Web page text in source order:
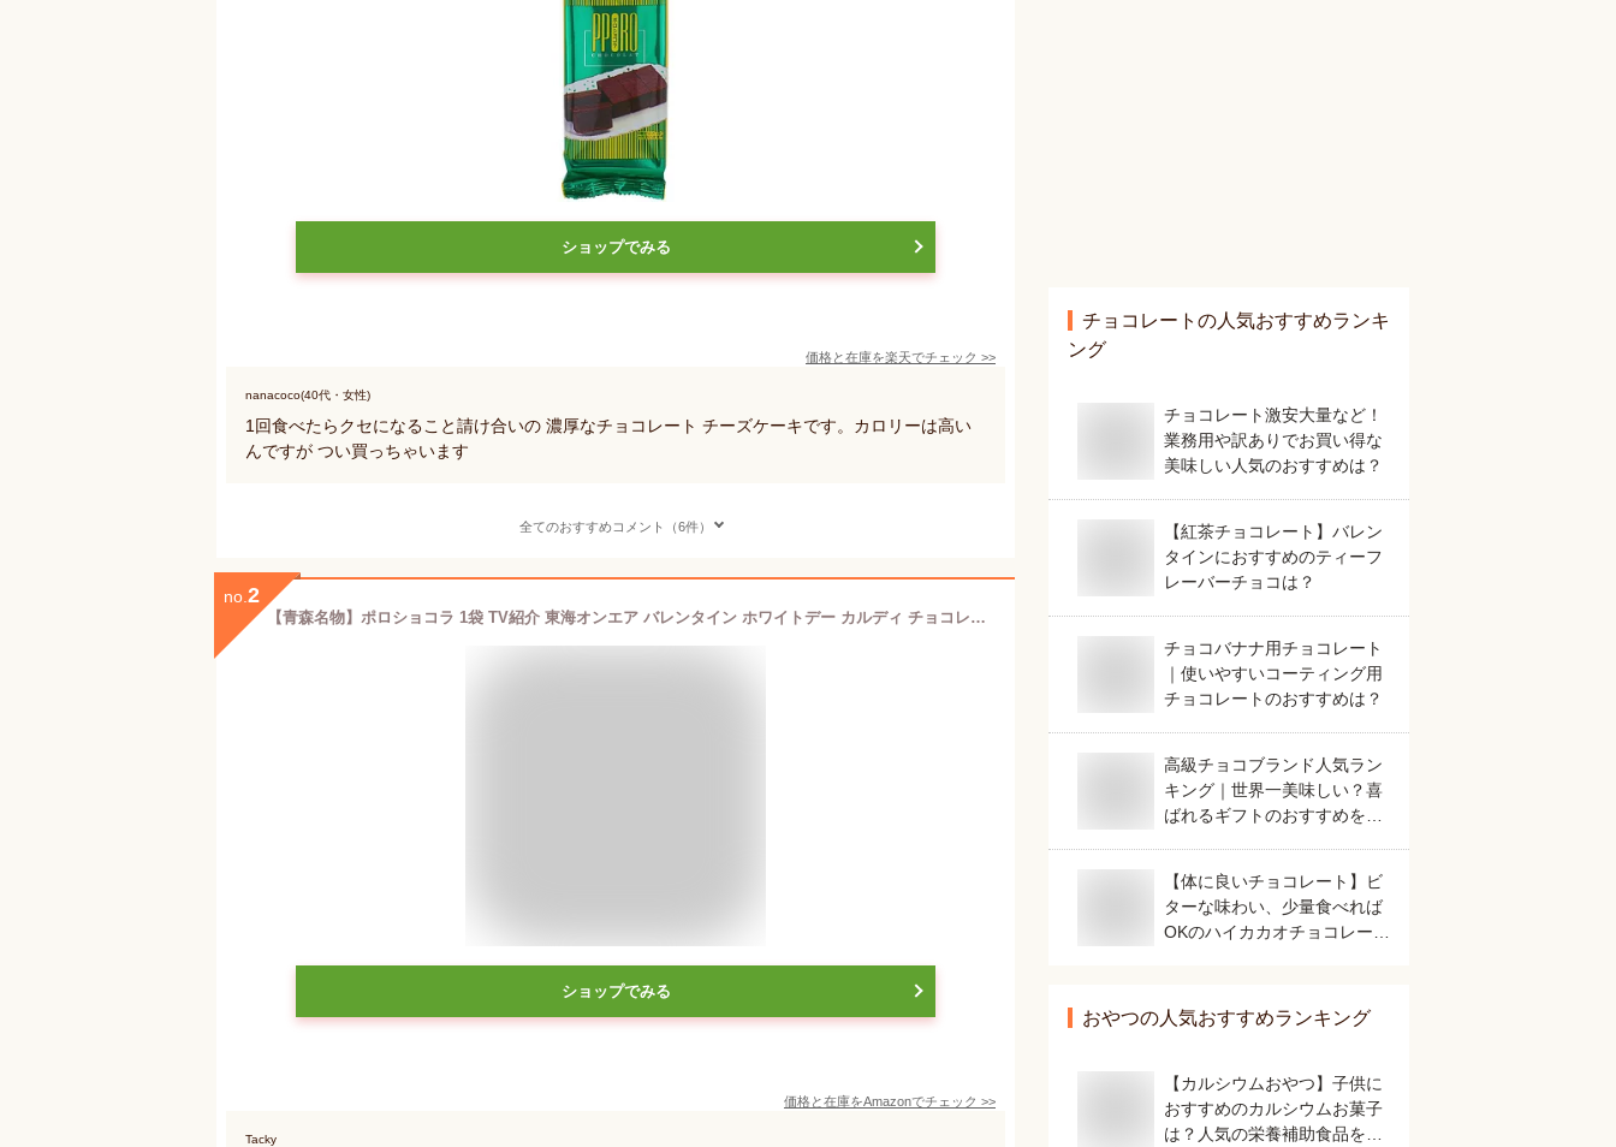
ショップでみる
価格と在庫を楽天でチェック >>
nanacoco(40代・女性)
1回食べたらクセになること請け合いの 濃厚なチョコレート チーズケーキです。カロリーは高い
んですが つい買っちゃいます
全てのおすすめコメント（6件）
no. 2
【青森名物】ポロショコラ 1袋 TV紹介 東海オンエア バレンタイン ホワイトデー カルディ チョコレート ケーキ お菓子
ショップでみる
価格と在庫をAmazonでチェック >>
Tacky
チョコレート の人気おすすめランキ
ング
チョコレート激安大量など！
業務用や訳ありでお買い得な
美味しい人気のおすすめは？
【紅茶チョコレート】バレン
タインにおすすめのティーフ
レーバーチョコは？
チョコバナナ用チョコレート
｜使いやすいコーティング用
チョコレートのおすすめは？
高級チョコブランド人気ラン
キング｜世界一美味しい？喜
ばれるギフトのおすすめを教
【体に良いチョコレート】ビ
ターな味わい、少量食べれば
OKのハイカカオチョコレート
おやつの人気おすすめランキング
【カルシウムおやつ】子供に
おすすめのカルシウムお菓子
は？人気の栄養補助食品を教